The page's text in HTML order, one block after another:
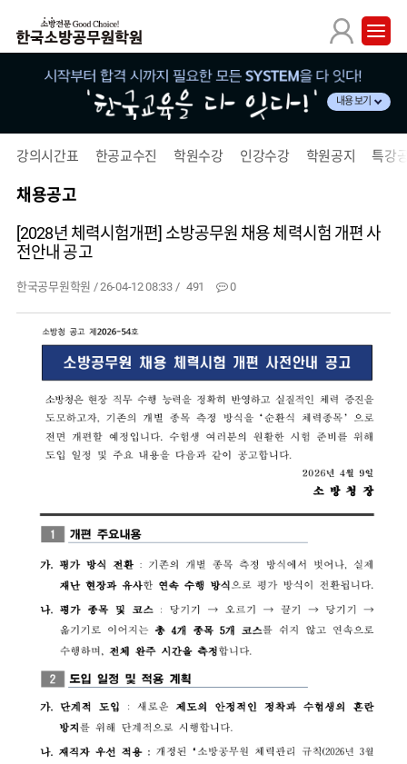
내용 보기
강의시간표 한공교수진 학원수강 인강수강 학원공지 특강
채용공고
[2028년 체력시험개편] 소방공무원 채용 체력시험 개편 사
전안내 공고
한국공무원학원 /26-04-12 08:33 / 491 0